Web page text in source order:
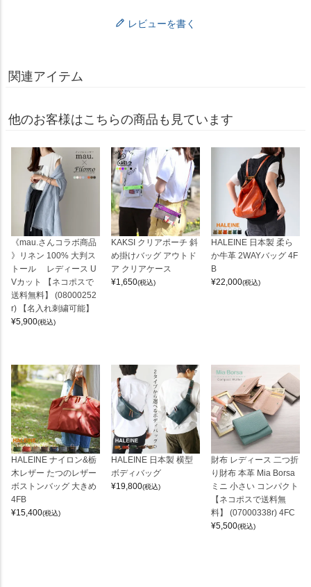
レビューを書く
関連アイテム
他のお客様はこちらの商品も見ています
《mau.さんコラボ商品
》リネン 100% 大判ス
トール レディース U
Vカット 【ネコポスで
送料無料】 (08000252
r) 【名入れ刺繍可能】
¥5,900(税込)
KAKSI クリアポーチ 斜
め掛けバッグ アウトド
ア クリアケース
¥1,650(税込)
HALEINE 日本製 柔ら
か牛革 2WAYバッグ 4F
B
¥22,000(税込)
HALEINE ナイロン&栃
木レザー たつのレザー
ボストンバッグ 大きめ
4FB
¥15,400(税込)
HALEINE 日本製 横型
ボディバッグ
¥19,800(税込)
財布 レディース 二つ折
り財布 本革 Mia Borsa
ミニ 小さい コンパクト
【ネコポスで送料無
料】 (07000338r) 4FC
¥5,500(税込)